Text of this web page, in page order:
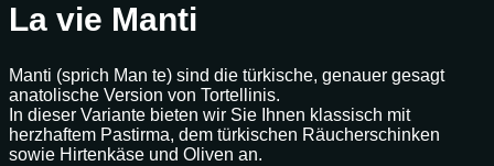
La vie Manti
Manti (sprich Man te) sind die türkische, genauer gesagt
anatolische Version von Tortellinis.
In dieser Variante bieten wir Sie Ihnen klassisch mit
herzhaftem Pastirma, dem türkischen Räucherschinken
sowie Hirtenkäse und Oliven an.